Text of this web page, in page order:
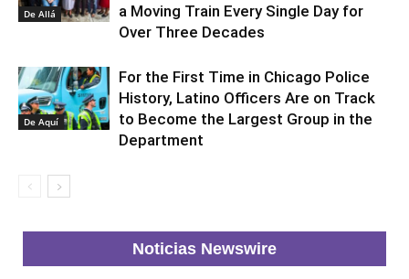
De Allá
a Moving Train Every Single Day for
Over Three Decades
De Aquí
For the First Time in Chicago Police
History, Latino Officers Are on Track
to Become the Largest Group in the
Department
Noticias Newswire